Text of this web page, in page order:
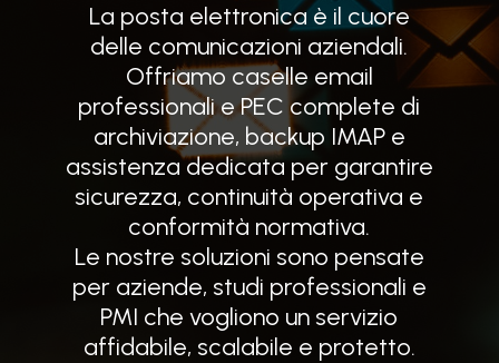
La posta elettronica è il cuore
delle comunicazioni aziendali.
Offriamo caselle email
professionali e PEC complete di
archiviazione, backup IMAP e
assistenza dedicata per garantire
sicurezza, continuità operativa e
conformità normativa.
Le nostre soluzioni sono pensate
per aziende, studi professionali e
PMI che vogliono un servizio
affidabile, scalabile e protetto.